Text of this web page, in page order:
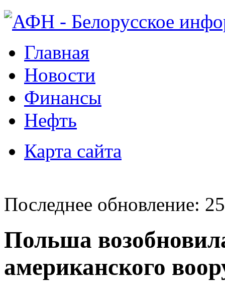
Главная
Новости
Финансы
Нефть
Карта сайта
Последнее обновление:
Польша
американского